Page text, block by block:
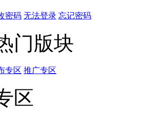
密码 无法登录 忘记密码
门版块
专区 推广专区
区